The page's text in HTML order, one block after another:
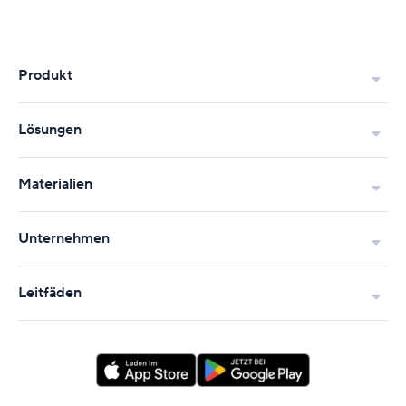
Produkt
Lösungen
Materialien
Unternehmen
Leitfäden